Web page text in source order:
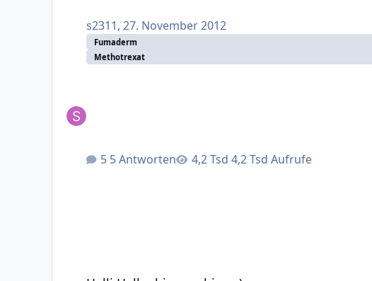
s2311,27. November 2012
Fumaderm
Methotrexat
5 Antworten 4,2 Tsd Aufrufe